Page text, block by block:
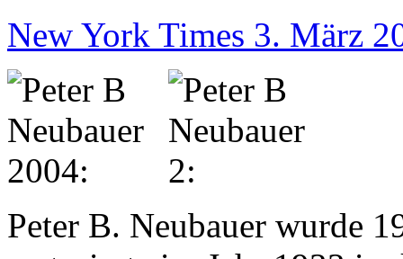
New York Times 3. März
Peter B. Neubauer wurde